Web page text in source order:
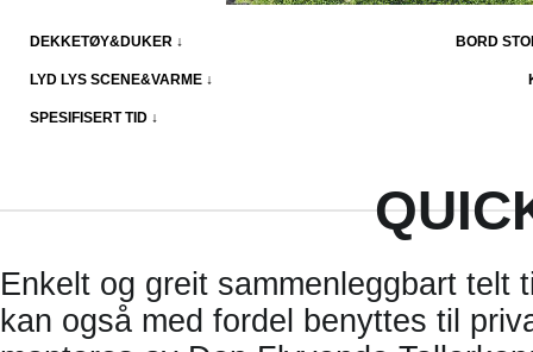
DEKKETØY&DUKER ↓ BORD
LYD LYS SCENE&VARME ↓
SPESIFISERT TID ↓
Enkelt og greit sammenleggbart telt
kan også med fordel benyttes til